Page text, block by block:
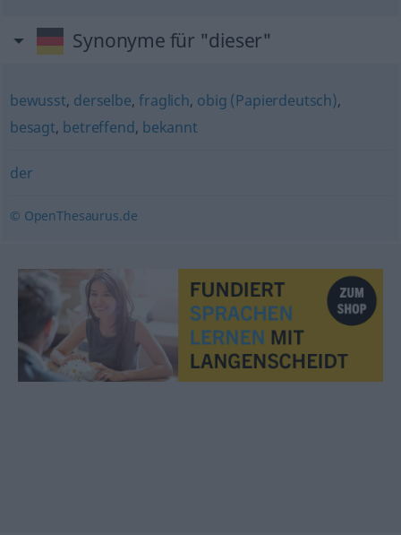
Synonyme für "dieser"
bewusst, derselbe,fraglich, obig (Papierdeutsch),
besagt, betreffend, bekannt
der
© OpenThesaurus.de